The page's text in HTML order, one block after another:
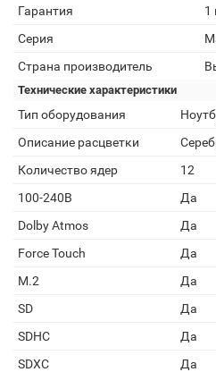
Гарантия
1
Серия
Страна производитель
Технические характеристики
Тип оборудования
Описание расцветки
Количество ядер
12
100-240В
Да
Dolby Atmos
Да
Force Touch
Да
M.2
Да
SD
Да
SDHC
Да
SDXC
Да